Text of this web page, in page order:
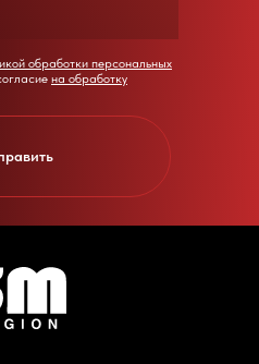
обработки персональных
на обработку